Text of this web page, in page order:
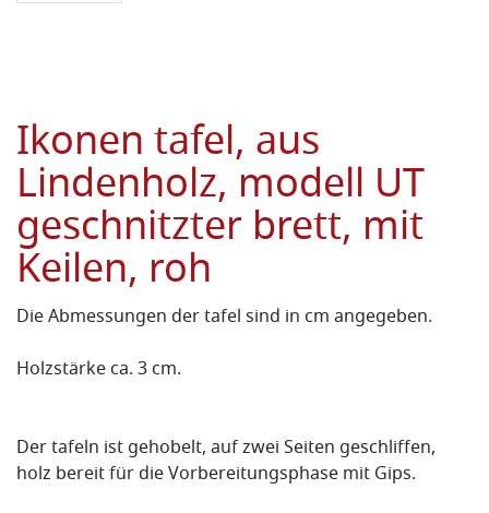
Ikonen tafel, aus
Lindenholz, modell UT
geschnitzter brett, mit
Keilen, roh
Die Abmessungen der tafel sind in cm angegeben.
Holzstärke ca. 3 cm.
Der tafeln ist gehobelt, auf zwei Seiten geschliffen,
holz bereit für die Vorbereitungsphase mit Gips.